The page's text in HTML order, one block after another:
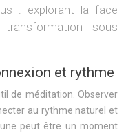
: explorant la face
sous
et rythme
de méditation. Observer
au rythme naturel et
peut être un moment